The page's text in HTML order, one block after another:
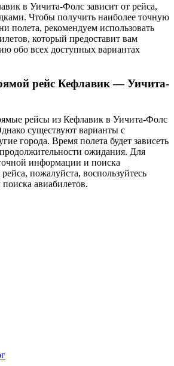
в Уичита-Фолс зависит от рейса,
Чтобы получить наиболее точную
полета, рекомендуем использовать
который предоставит вам
обо всех доступных вариантах
рейс Кефлавик — Уичита-
рейсы из Кефлавик в Уичита-Фолс
существуют варианты с
города. Время полета будет зависеть
ожидания. Для
информации и поиска
пожалуйста, воспользуйтесь
авиабилетов.